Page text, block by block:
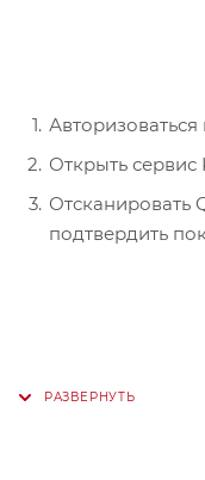
Открыть сервис
Отсканировать
подтвердить